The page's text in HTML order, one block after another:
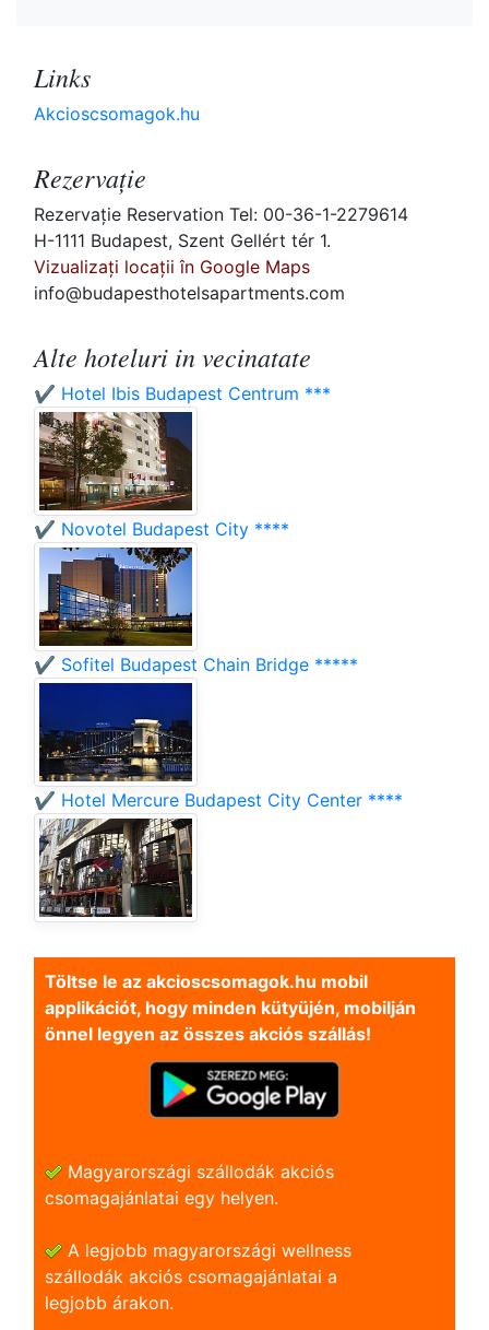
Links
Akcioscsomagok.hu
Rezervaţie
Rezervaţie Reservation Tel: 00-36-1-2279614
H-1111 Budapest, Szent Gellért tér 1.
Vizualizați locații în Google Maps
info@budapesthotelsapartments.com
Alte hoteluri in vecinatate
✔️ Hotel Ibis Budapest Centrum ***
✔️ Novotel Budapest City ****
✔️ Sofitel Budapest Chain Bridge *****
✔️ Hotel Mercure Budapest City Center ****
Töltse le az akcioscsomagok.hu mobil
applikációt, hogy minden kütyüjén, mobilján
önnel legyen az összes akciós szállás!
Magyarországi szállodák akciós
csomagajánlatai egy helyen.
A legjobb magyarországi wellness
szállodák akciós csomagajánlatai a
legjobb árakon.